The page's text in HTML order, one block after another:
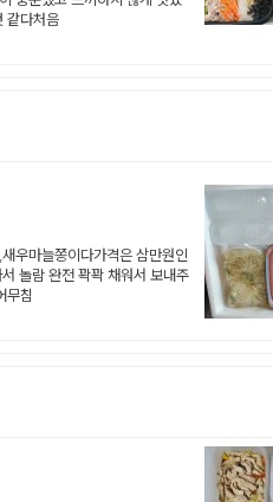
같다처음
우마늘쫑이다가격은 삼만원인
놀람 완전 꽉꽉 채워서 보내주
무침